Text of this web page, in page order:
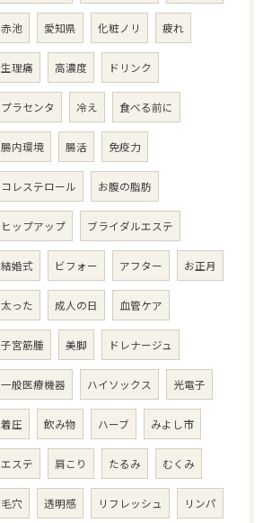
赤池 愛知県 化粧ノリ 疲れ
生理痛 高濃度 ドリンク
プラセンタ 冷え 食べる前に
腸内環境 腸活 免疫力
コレステロール お腹の脂肪
ヒップアップ ブライダルエステ
結婚式 ビフォー アフター お正月
太った 成人の日 血管ケア
子宮筋腫 美脚 ドレナージュ
一般医療機器 ハイソックス 光電子
着圧 飲み物 ハーブ みよし市
エステ 肩こり たるみ むくみ
毛穴 透明感 リフレッシュ リンパ